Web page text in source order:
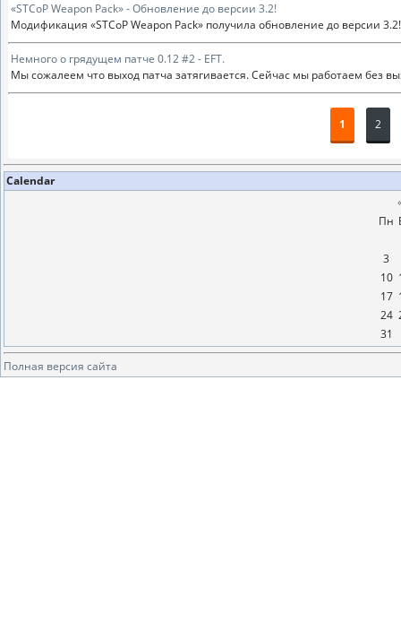
«STCoP Weapon Pack» - Обновление до версии 3.2!
Модификация «STCoP Weapon Pack» получила обновление до версии 3.2!
Немного о грядущем патче 0.12 #2 - EFT.
Мы сожалеем что выход патча затягивается. Сейчас мы работаем без
1 2
Calendar
Пн
3
10
17
24
31
Полная версия сайта